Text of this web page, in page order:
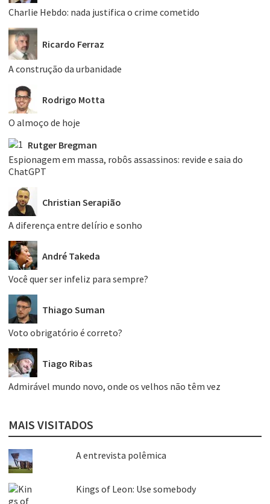
Charlie Hebdo: nada justifica o crime cometido
Ricardo Ferraz
A construção da urbanidade
Rodrigo Motta
O almoço de hoje
Rutger Bregman
Espionagem em massa, robôs assassinos: revide e saia do
ChatGPT
Christian Serapião
A diferença entre delírio e sonho
André Takeda
Você quer ser infeliz para sempre?
Thiago Suman
Voto obrigatório é correto?
Tiago Ribas
Admirável mundo novo, onde os velhos não têm vez
MAIS VISITADOS
A entrevista polêmica
Kings of Leon: Use somebody